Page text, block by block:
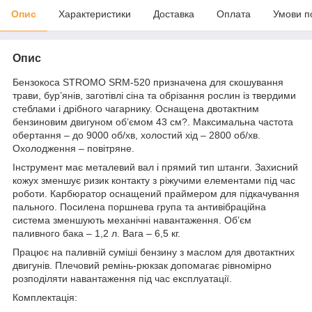
Опис Характеристики Доставка Оплата Умови
Опис
Бензокоса STROMO SRM-520 призначена для скошування
трави, бур’янів, заготівлі сіна та обрізання рослин із твердими
стеблами і дрібного чагарнику. Оснащена двотактним
бензиновим двигуном об’ємом 43 см?. Максимальна частота
обертання – до 9000 об/хв, холостий хід – 2800 об/хв.
Охолодження – повітряне.
Інструмент має металевий вал і прямий тип штанги. Захисний
кожух зменшує ризик контакту з ріжучими елементами під час
роботи. Карбюратор оснащений праймером для підкачування
пального. Посилена поршнева група та антивібраційна
система зменшують механічні навантаження. Об’єм
паливного бака – 1,2 л. Вага – 6,5 кг.
Працює на паливній суміші бензину з маслом для двотактних
двигунів. Плечовий ремінь-рюкзак допомагає рівномірно
розподіляти навантаження під час експлуатації.
Комплектація: